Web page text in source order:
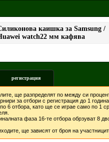
регистрация
ще разпределят по между си
за отбори с регистрация до 1
6 отбора, като ще се играе само по
фаза 16-те отбора обрзуват 8
ще зависят от броя на